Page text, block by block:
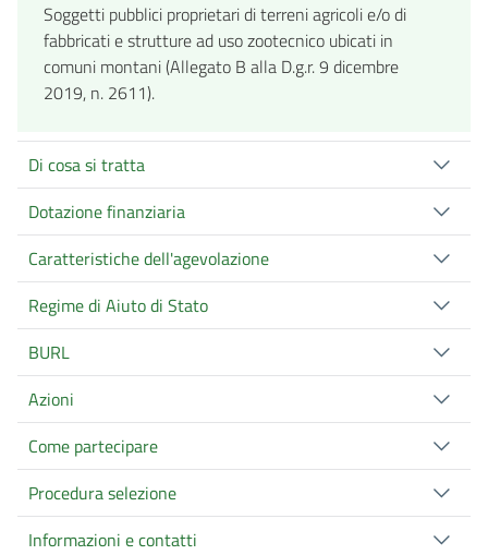
Soggetti pubblici proprietari di terreni agricoli e/o di
fabbricati e strutture ad uso zootecnico ubicati in
comuni montani (Allegato B alla D.g.r. 9 dicembre
2019, n. 2611).
Di cosa si tratta
Dotazione finanziaria
Caratteristiche dell'agevolazione
Regime di Aiuto di Stato
BURL
Azioni
Come partecipare
Procedura selezione
Informazioni e contatti